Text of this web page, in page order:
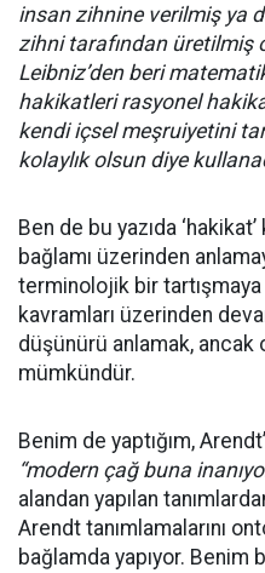
insan zihnine verilmiş ya
zihni tarafından üretilmiş
Leibniz’den beri
hakikatleri rasyonel
kendi içsel meşruiyetini
kolaylık olsun diye
Ben de bu yazıda
bağlamı üzerinden
terminolojik bir tartışmaya
kavramları üzerinden
düşünürü anlamak, ancak
mümkündür.
Benim de yaptığım,
“modern çağ buna
alandan yapılan
Arendt tanımlamalarını
bağlamda yapıyor. Benim